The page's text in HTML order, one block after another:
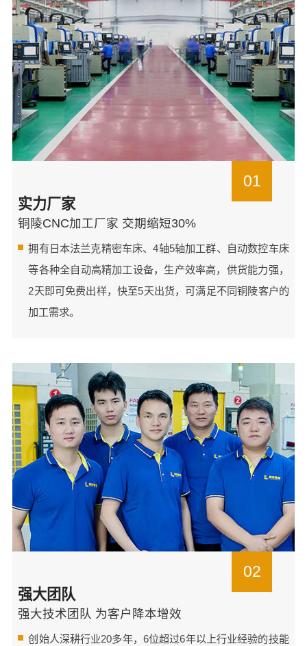
01
实力厂家
铜陵CNC加工厂家 交期缩短30%
拥有日本法兰克精密车床、4轴5轴加工群、自动数控车床
等各种全自动高精加工设备，生产效率高，供货能力强，
2天即可免费出样，快至5天出货，可满足不同铜陵客户的
加工需求。
02
强大团队
强大技术团队 为客户降本增效
创始人深耕行业20多年，6位超过6年以上行业经验的技能